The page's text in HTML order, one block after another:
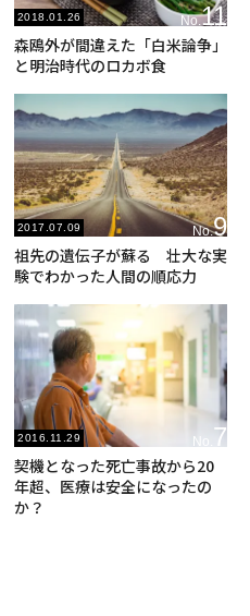
2018.01.26 No.11
森鴎外が間違えた「白米論争」
と明治時代のロカボ食
2017.07.09 No.9
祖先の遺伝子が蘇る 壮大な実
験でわかった人間の順応力
2016.11.29 No.7
契機となった死亡事故から20
年超、医療は安全になったの
か？